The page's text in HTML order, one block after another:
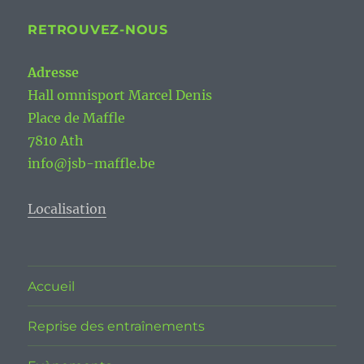
RETROUVEZ-NOUS
Adresse
Hall omnisport Marcel Denis
Place de Maffle
7810 Ath
info@jsb-maffle.be
Localisation
Accueil
Reprise des entraînements